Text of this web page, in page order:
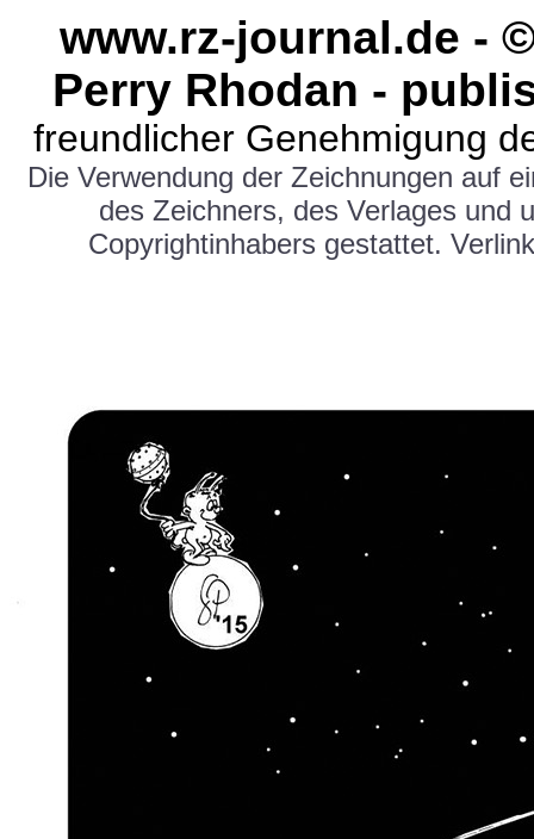
www.rz-journal.de -
Perry Rhodan -
freundlicher Genehmigung
Die Verwendung der Zeichnungen auf
des Zeichners, des Verlages und
Copyrightinhabers gestattet.